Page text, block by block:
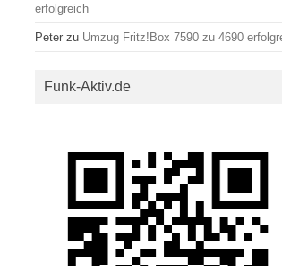
erfolgreich
Peter zu Umzug Fritz!Box 7590 zu 4690
Funk-Aktiv.de